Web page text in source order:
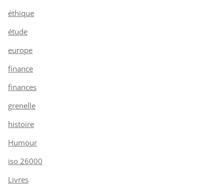
éthique
étude
europe
finance
finances
grenelle
histoire
Humour
iso 26000
Livres